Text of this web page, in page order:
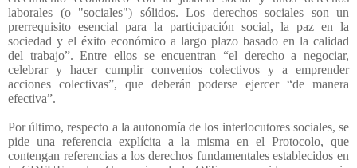
laborales (o "sociales") sólidos. Los derechos sociales son un
prerrequisito esencial para la participación social, la paz en la
sociedad y el éxito económico a largo plazo basado en la calidad
del trabajo”. Entre ellos se encuentran “el derecho a negociar,
celebrar y hacer cumplir convenios colectivos y a emprender
acciones colectivas”, que deberán poderse ejercer “de manera
efectiva”.
Por último, respecto a la autonomía de los interlocutores sociales, se
pide una referencia explícita a la misma en el Protocolo, que
contengan referencias a los derechos fundamentales establecidos en